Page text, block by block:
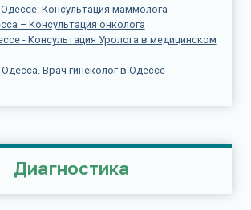
Консультация маммолога
– Консультация онколога
- Консультация Уролога в медицинском
Одесса. Врач гинеколог в Одессе
Диагностика